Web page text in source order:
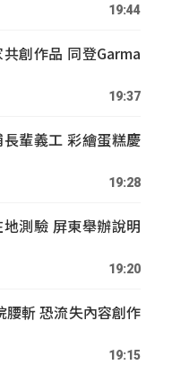
19:44
創作品 同登Garma
19:37
輩義工 彩繪蛋糕慶
19:28
測驗 屏東舉辦說明
19:20
腰斬 恐流失內容創作
19:15